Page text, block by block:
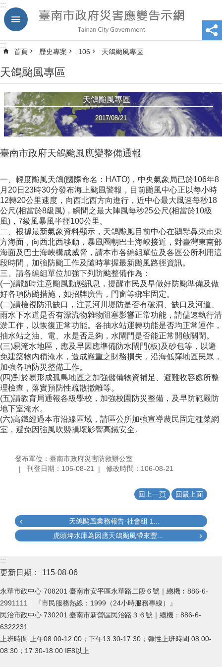
跳到主要內容區塊
:::
:::
首頁 歷史專案 106 天鴿颱風專區
天鴿颱風專區
天鴿颱風專區
2017/08/21
臺南市政府天鴿颱風應變整備通報
一、輕度颱風天鴿(國際命名：HATO)，中央氣象局已於106年8
月20日23時30分發布海上颱風警報，目前颱風中心正以每小時
12轉20公里速度，向西北西方向進行，近中心最大風速每秒18
公尺(相當於8級風)，瞬間之最大陣風每秒25公尺(相當於10級
風)，7級風暴風半徑100公里。
二、根據最新氣象資料顯示，天鴿颱風目前中心在鵝鑾鼻東南東
方海面，向西北西移動，暴風圈朝巴士海峽接近，對臺灣東南部
海面及巴士海峽構成威脅，請本市各編組單位及各區公所利用這
段時間，加強防颱工作及隨時掌握最新颱風路徑資訊。
三、請各編組單位加強下列防颱整備作為：
(一)請隨時注意颱風動態訊息，提醒市民及早做好防颱準備及做
好各項防颱措施，如招牌廣告，門窗等綁牢固定。
(二)請檢視防汛缺口，注意河川堤防是否有破洞、缺口及河道、
雨水下水道是否有漂流物雜物阻塞影響正常功能，請儘速執行清
淤工作，以恢復正常功能。各抽水站運轉功能是否均正常運作，
抽水站之油、電、水是否足夠，水閘門是否能正常開啟關閉。
(三)易淹水地區，應及早因應準備防水閘門(板)及砂包等，以避
免建築物內積淹水，造成嚴重之財務損失，沿海低窪地區民眾，
加強各項防災整備工作。
(四)對於易形成孤島地區之加強儲備物資補足、避難收容處所整
理檢查，落實預防性疏散撤離等。
(五)請教育局通報各級學校，加強校園防災整備，及早防範嚴防
地下室淹水。
(六)高鐵經過本市沿線區域，請區公所加強宣導農民固定種菜網
室，避免因強風吹襲損壞影響高鐵安全。
發布單位：臺南市政府災害防救辦公室
刊登日期：106-08-21
修改時間：106-08-21
回上一頁 回最上面
天鴿颱風業務報告-社會組 1...
虎頭埤水庫為因應天鴿颱風帶來豐...
:::
更新日期：
115-08-06
永華市政中心 708201 臺南市安平區永華路二段６號｜總機︰886-6-
2991111︱『市民服務熱線：1999（24小時服務專線）』
民治市政中心 730201 臺南市新營區民治路３６號｜總機：886-6-
6322231
上班時間:上午08:00-12:00；下午13:30-17:30；彈性上班時間:08:00-
08:30；17:30-18:00 IE8以上